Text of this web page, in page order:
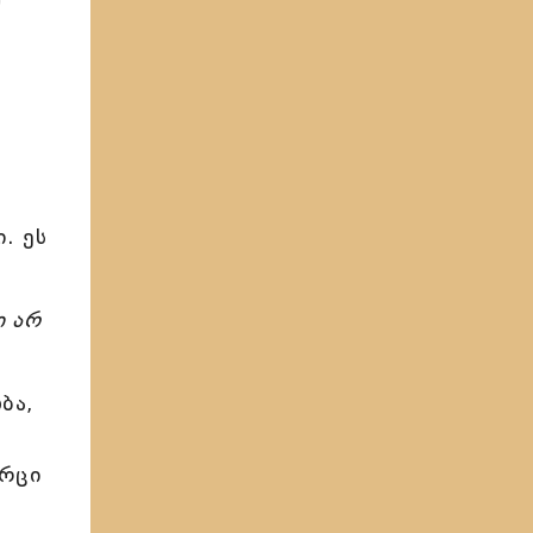
ეს
არ